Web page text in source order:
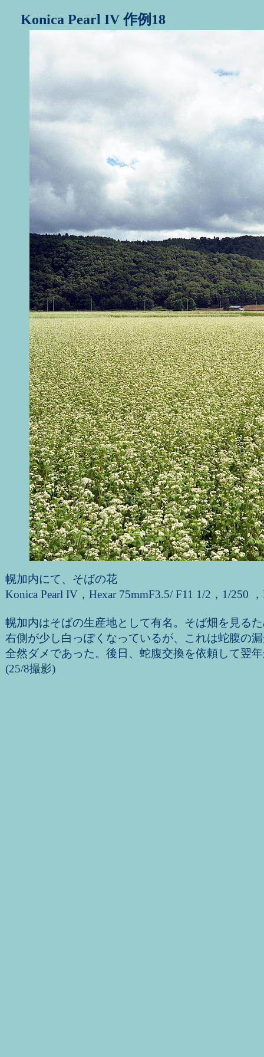
Konica Pearl IV 作例18
幌加内にて、そばの花
Konica Pearl IV，Hexar 75mmF3.5/ F11 1/2，1/250
幌加内はそばの生産地として有名。そば畑を見る
右側が少し白っぽくなっているが、これは蛇腹の
全然ダメであった。後日、蛇腹交換を依頼して翌
(25/8撮影)